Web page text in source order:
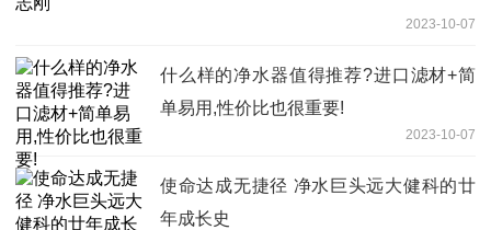
2023-10-07
什么样的净水器值得推荐?进口滤材+简
单易用,性价比也很重要!
2023-10-07
使命达成无捷径 净水巨头远大健科的廿
年成长史